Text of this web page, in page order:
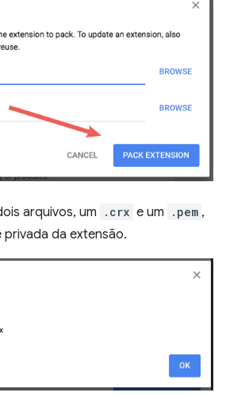
arquivos, um .crx e um .pem ,
da extensão.